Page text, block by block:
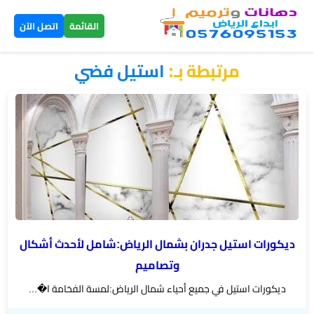
القائمة اتصل الآن ×
دهانات
داخلية
خارجية
الرياض
بديل
مرتبطة بـ: استيل فضي
ديكورات استيل جدران بشمال الرياض:شامل لأحدث أشكال
وتصاميم
ديكورات استيل في جميع أحياء شمال الرياض:لمسة الفخامة ا�...